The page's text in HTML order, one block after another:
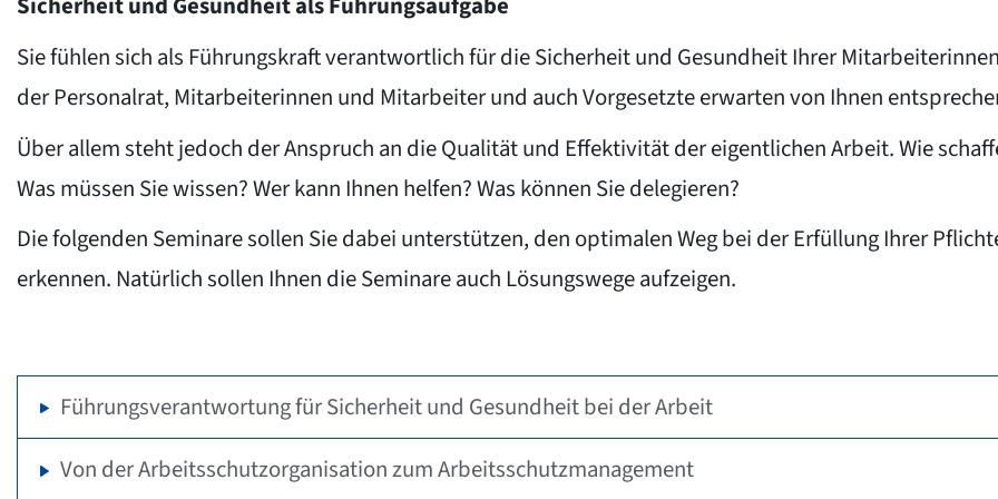
Sie fühlen sich als Führungskraft verantwortlich für die Sicherheit und Gesundheit Ihrer
der Personalrat, Mitarbeiterinnen und Mitarbeiter und auch Vorgesetzte erwarten von Ihnen
Über allem steht jedoch der Anspruch an die Qualität und Effektivität der eigentlichen Arbeit. Wie
Was müssen Sie wissen? Wer kann Ihnen helfen? Was können Sie delegieren?
Die folgenden Seminare sollen Sie dabei unterstützen, den optimalen Weg bei der Erfüllung Ihrer
erkennen. Natürlich sollen Ihnen die Seminare auch Lösungswege aufzeigen.
Führungsverantwortung für Sicherheit und Gesundheit bei der Arbeit
Von der Arbeitsschutzorganisation zum Arbeitsschutzmanagement